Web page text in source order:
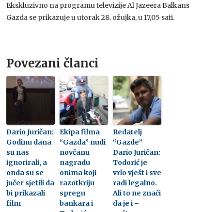
Ekskluzivno na programu televizije Al Jazeera Balkans
Gazda se prikazuje u utorak 28. ožujka, u 17,05 sati.
Povezani članci
Dario Juričan:
Godinu dana
su nas
ignorirali, a
onda su se
jučer sjetili da
bi prikazali
film
Ekipa filma
“Gazda” nudi
novčanu
nagradu
onima koji
razotkriju
spregu
bankara i
Redatelj
“Gazde”
Dario Juričan:
Todorić je
vrlo vješt i sve
radi legalno.
Ali to ne znači
da je i –